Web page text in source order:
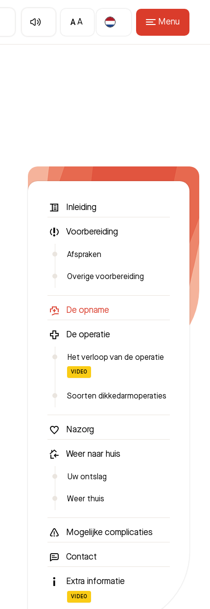
A A Menu
Inleiding
Voorbereiding
Afspraken
Overige voorbereiding
De opname
De operatie
Het verloop van de operatie
VIDEO
Soorten dikkedarmoperaties
Nazorg
Weer naar huis
Uw ontslag
Weer thuis
Mogelijke complicaties
Contact
Extra informatie
VIDEO